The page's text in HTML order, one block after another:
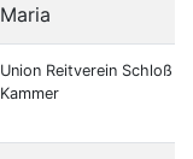
Maria
Union Reitverein Schloß
Kammer